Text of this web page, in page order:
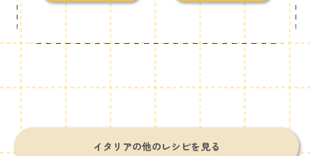
イタリアの他のレシピを見る